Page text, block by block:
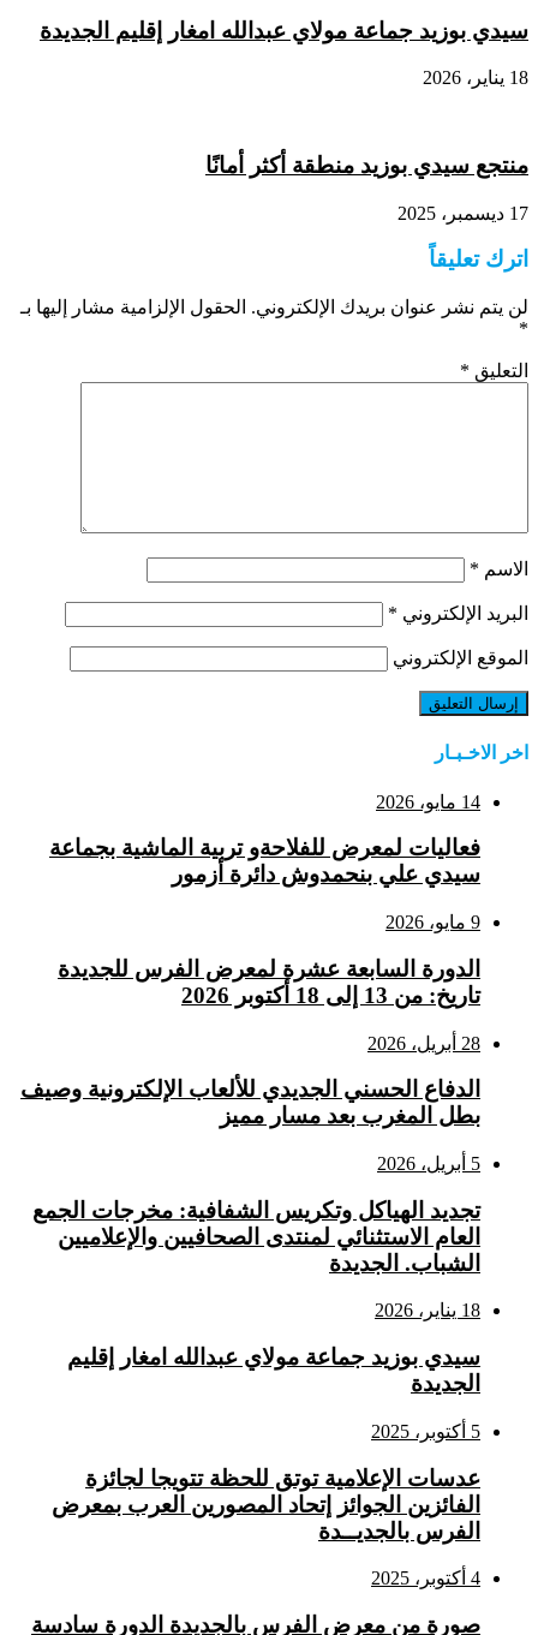
سيدي بوزيد جماعة مولاي عبدالله امغار إقليم الجديدة
18 يناير، 2026
منتجع سيدي بوزيد منطقة أكثر أمانًا
17 ديسمبر، 2025
اترك تعليقاً
لن يتم نشر عنوان بريدك الإلكتروني. الحقول الإلزامية مشار إليها بـ
*
التعليق *
الاسم *
البريد الإلكتروني *
الموقع الإلكتروني
اخر الاخـبـار
14 مايو، 2026
فعاليات لمعرض للفلاحةو تربية الماشية بجماعة
سيدي علي بنحمدوش دائرة أزمور
9 مايو، 2026
الدورة السابعة عشرة لمعرض الفرس للجديدة
تاريخ: من 13 إلى 18 أكتوبر 2026
28 أبريل، 2026
الدفاع الحسني الجديدي للألعاب الإلكترونية وصيف
بطل المغرب بعد مسار مميز
5 أبريل، 2026
تجديد الهياكل وتكريس الشفافية: مخرجات الجمع
العام الاستثنائي لمنتدى الصحافيين والإعلاميين
الشباب. الجديدة
18 يناير، 2026
سيدي بوزيد جماعة مولاي عبدالله امغار إقليم
الجديدة
5 أكتوبر، 2025
عدسات الإعلامية توتق للحظة تتويجا لجائزة
الفائزين الجوائز إتحاد المصورين العرب بمعرض
الفرس بالجديــدة
4 أكتوبر، 2025
صورة من معرض الفرس بالجديدة الدورة سادسة